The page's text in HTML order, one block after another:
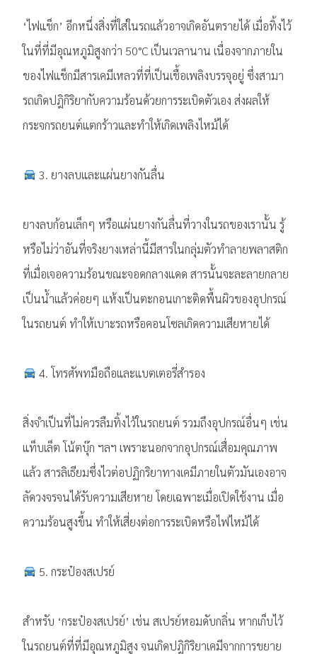
‘ไฟแช็ก’ อีกหนึ่งสิ่งที่ใส่ในรถแล้วอาจเกิดอันตรายได้ เมื่อทิ้งไว้
ในที่ที่มีอุณหภูมิสูงกว่า 50°C เป็นเวลานาน เนื่องจากภายใน
ของไฟแช็กมีสารเคมีเหลวที่ที่เป็นเชื้อเพลิงบรรจุอยู่ ซึ่งสามา
รถเกิดปฎิกิริยากับความร้อนด้วยการระเบิดตัวเอง ส่งผลให้
กระจกรถยนต์แตกร้าวและทำให้เกิดเพลิงไหม้ได้
3. ยางลบและแผ่นยางกันลื่น
ยางลบก้อนเล็กๆ หรือแผ่นยางกันลื่นที่วางในรถของเรานั้น รู้
หรือไม่ว่าอันที่จริงยางเหล่านี้มีสารในกลุ่มตัวทำลายพลาสติก
ที่เมื่อเจอความร้อนขณะจอดกลางแดด สารนั้นจะละลายกลาย
เป็นน้ำแล้วค่อยๆ แห้งเป็นตะกอนเกาะติดพื้นผิวของอุปกรณ์
ในรถยนต์ ทำให้เบาะรถหรือคอนโซลเกิดความเสียหายได้
4. โทรศัพทมือถือและแบตเตอรี่สำรอง
สิ่งจำเป็นที่ไม่ควรลืมทิ้งไว้ในรถยนต์ รวมถึงอุปกรณ์อื่นๆ เช่น
แท็บเล็ต โน้ตบุ๊ก ฯลฯ เพราะนอกจากอุปกรณ์เสื่อมคุณภาพ
แล้ว สารลิเธียมซึ่งไวต่อปฏิกริยาทางเคมีภายในตัวมันเองอาจ
ลัดวงจรจนได้รับความเสียหาย โดยเฉพาะเมื่อเปิดใช้งาน เมื่อ
ความร้อนสูงขึ้น ทำให้เสี่ยงต่อการระเบิดหรือไฟไหม้ได้
5. กระป๋องสเปรย์
สำหรับ ‘กระป๋องสเปรย์’ เช่น สเปรย์หอมดับกลิ่น หากเก็บไว้
ในรถยนต์ที่ที่มีอุณหภูมิสูง จนเกิดปฎิกิริยาเคมีจากการขยาย